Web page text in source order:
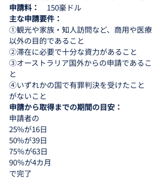
申請料： 150豪ドル
主な申請要件：
①観光や家族・知人訪問など、商用や医療
以外の目的であること
②滞在に必要で十分な資力があること
③オーストラリア国外からの申請であるこ
と
④いずれかの国で有罪判決を受けたこと
がないこと
申請から取得までの期間の目安：
申請者の
25%が16日
50%が39日
75％が63日
90％が4カ月
で完了